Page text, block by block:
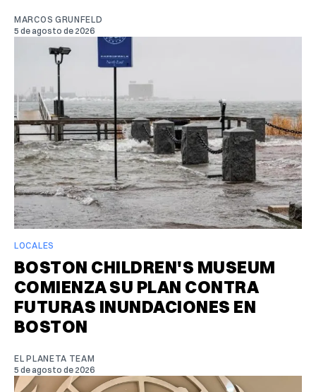
MARCOS GRUNFELD
5 de agosto de 2026
LOCALES
BOSTON CHILDREN'S MUSEUM
COMIENZA SU PLAN CONTRA
FUTURAS INUNDACIONES EN
BOSTON
EL PLANETA TEAM
5 de agosto de 2026